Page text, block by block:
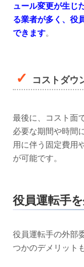
ュール変更が生じ
る業者が多く、役
できます。
コストダウ
最後に、コスト面
必要な期間や時間
用に伴う固定費用
が可能です。
役員運転手
役員運転手の外部
つかのデメリット